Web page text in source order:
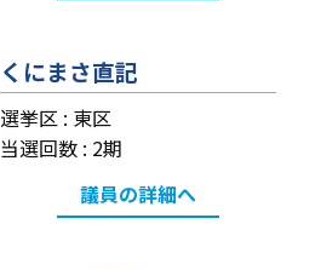
くにまさ直記
選挙区 : 東区
当選回数 : 2期
議員の詳細へ